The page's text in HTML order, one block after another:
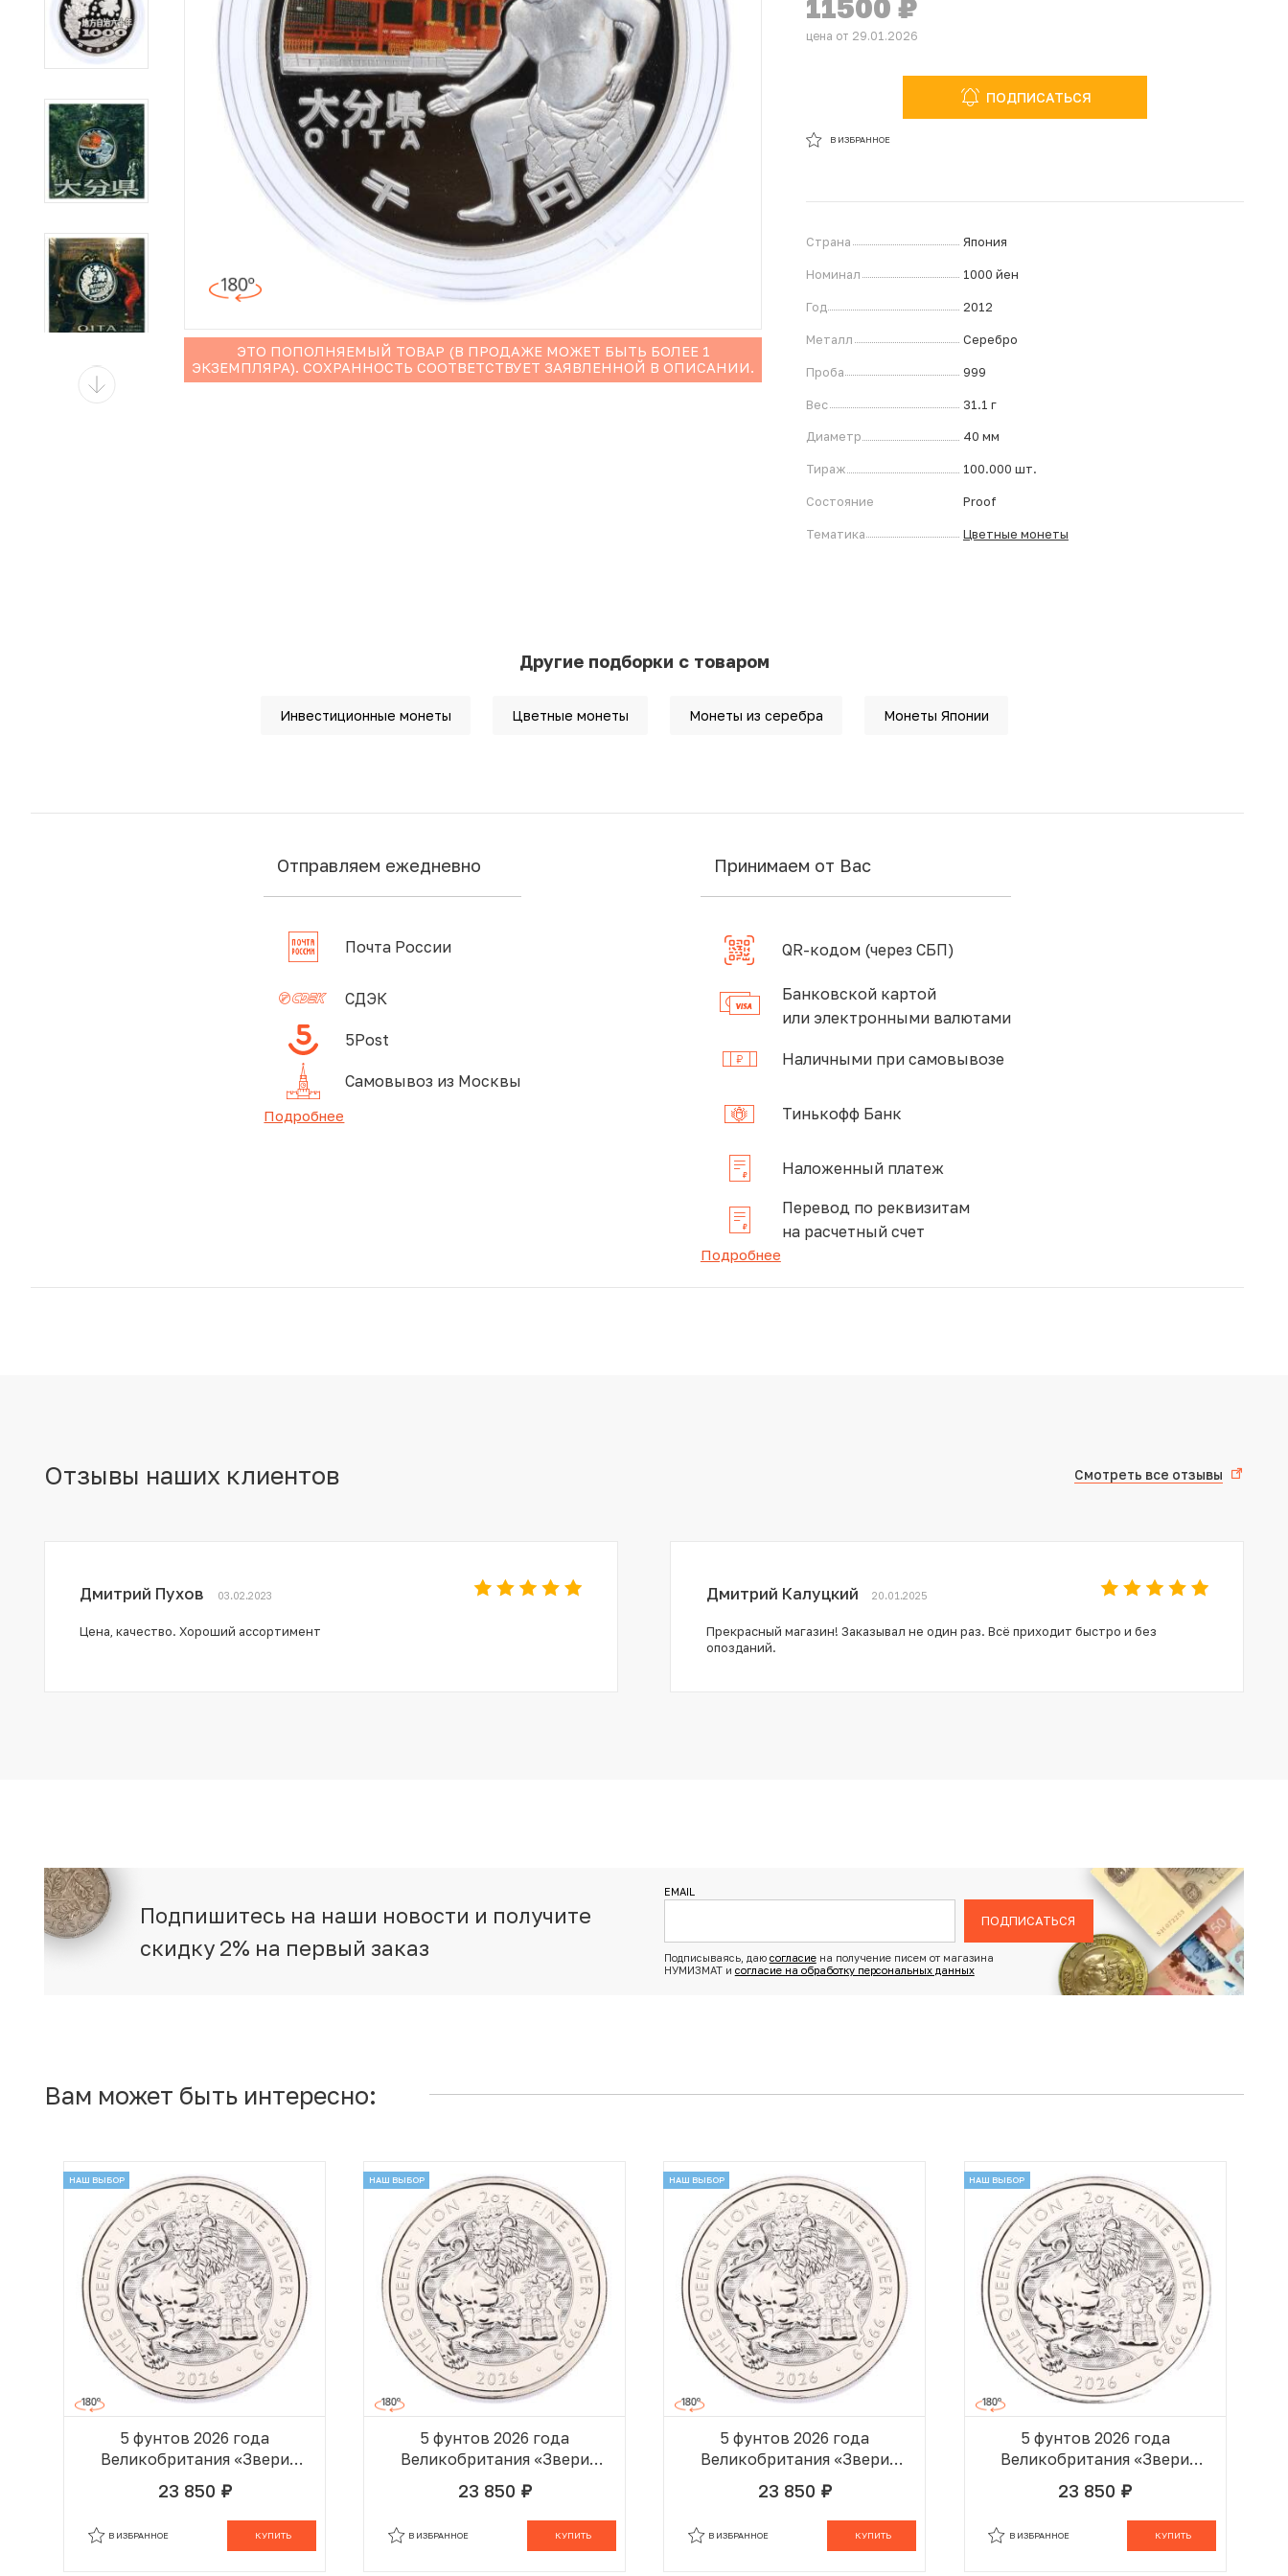
Иностранные монеты
Неофициальные выпуски монет (Unusual)
Античные и средневековые монеты
Наборы монет
ЭТО ПОПОЛНЯЕМЫЙ ТОВАР (В ПРОДАЖЕ МОЖЕТ БЫТЬ БОЛЕЕ 1
ЭКЗЕМПЛЯРА). СОХРАННОСТЬ СООТВЕТСТВУЕТ ЗАЯВЛЕННОЙ В ОПИСАНИИ.
11500₽
цена от 29.01.2026
ПОДПИСАТЬСЯ
В ИЗБРАННОЕ
Страна Япония
Номинал 1000 йен
Год 2012
Металл Серебро
Проба 999
Вес 31.1 г
Диаметр 40 мм
Тираж 100.000 шт.
Состояние Proof
Тематика Цветные монеты
Другие подборки с товаром
Инвестиционные монеты Цветные монеты Монеты из серебра Монеты Японии
Отправляем ежедневно
Почта России
СДЭК
5Post
Самовывоз из Москвы
Подробнее
Принимаем от Вас
QR-кодом (через СБП)
Банковской картой
или электронными валютами
Наличными при самовывозе
Тинькофф Банк
Наложенный платеж
Перевод по реквизитам
на расчетный счет
Подробнее
Отзывы наших клиентов Смотреть все отзывы
Дмитрий Пухов 03.02.2023
Цена, качество. Хороший ассортимент
Дмитрий Калуцкий 20.01.2025
Прекрасный магазин! Заказывал не один раз. Всё приходит быстро и без
опозданий.
Подпишитесь на наши новости и получите
скидку 2% на первый заказ
EMAIL
ПОДПИСАТЬСЯ
Подписываясь, даю согласиена получение писем от магазина
НУМИЗМАТ и согласие на обработку персональных данных
Вам может быть интересно:
НАШ ВЫБОР
5 фунтов 2026 года
Великобритания «Звери
Эпохи Тюдоров —
Королевский Лев»
23 850 руб.
КУПИТЬ
В ИЗБРАННОЕ
НАШ ВЫБОР
5 фунтов 2026 года
Великобритания «Звери
Эпохи Тюдоров —
Королевский Лев»
23 850 руб.
КУПИТЬ
В ИЗБРАННОЕ
НАШ ВЫБОР
5 фунтов 2026 года
Великобритания «Звери
Эпохи Тюдоров —
Королевский Лев»
23 850 руб.
КУПИТЬ
В ИЗБРАННОЕ
НАШ ВЫБОР
5 фунтов 2026 года
Великобритания «Звери
Эпохи Тюдоров —
Королевский Лев»
23 850 руб.
КУПИТЬ
В ИЗБРАННОЕ